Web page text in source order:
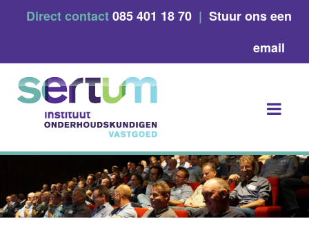
Direct contact085 401 18 70 | Stuur ons een
email